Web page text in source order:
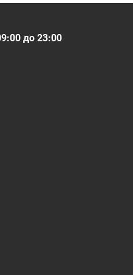
до 23:00